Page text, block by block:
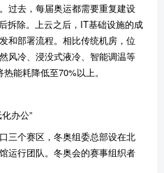
过去，每届奥运都需要重复建设
拆除。上云之后，IT基础设施的成
和部署流程。相比传统机房，位
风冷、浸没式液冷、智能调温等
能耗降低至70%以上。
办公”
三个赛区，冬奥组委总部设在北
运行团队。冬奥会的赛事组织者